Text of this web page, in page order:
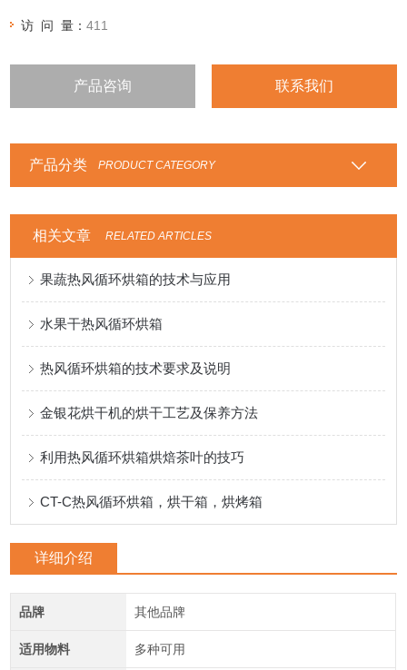
访 问 量：411
产品咨询 联系我们
产品分类 PRODUCT CATEGORY
相关文章 RELATED ARTICLES
果蔬热风循环烘箱的技术与应用
水果干热风循环烘箱
热风循环烘箱的技术要求及说明
金银花烘干机的烘干工艺及保养方法
利用热风循环烘箱烘焙茶叶的技巧
CT-C热风循环烘箱，烘干箱，烘烤箱
详细介绍
品牌 其他品牌
适用物料 多种可用